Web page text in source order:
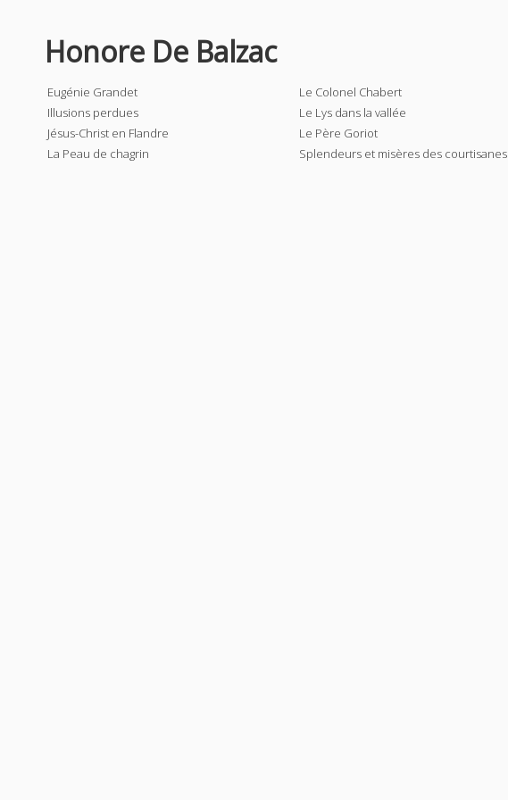
Honore De Balzac
Eugénie Grandet
Illusions perdues
Jésus-Christ en Flandre
La Peau de chagrin
Le Colonel Chabert
Le Lys dans la vallée
Le Père Goriot
Splendeurs et misères des courtisanes